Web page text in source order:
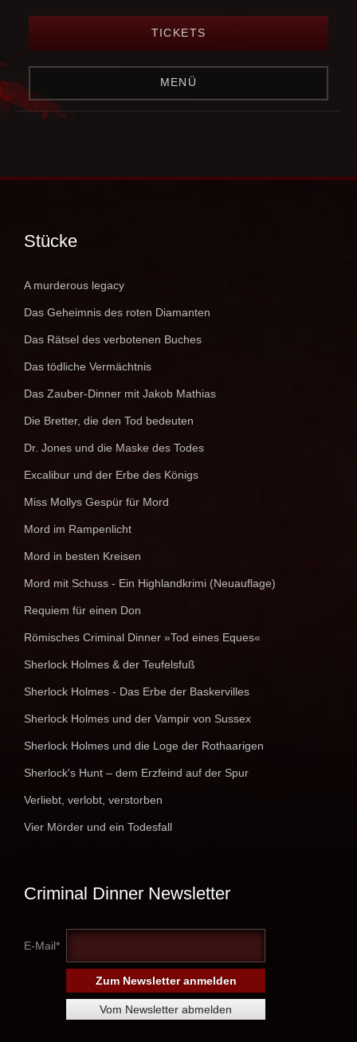
TICKETS
MENÜ
Stücke
A murderous legacy
Das Geheimnis des roten Diamanten
Das Rätsel des verbotenen Buches
Das tödliche Vermächtnis
Das Zauber-Dinner mit Jakob Mathias
Die Bretter, die den Tod bedeuten
Dr. Jones und die Maske des Todes
Excalibur und der Erbe des Königs
Miss Mollys Gespür für Mord
Mord im Rampenlicht
Mord in besten Kreisen
Mord mit Schuss - Ein Highlandkrimi (Neuauflage)
Requiem für einen Don
Römisches Criminal Dinner »Tod eines Eques«
Sherlock Holmes & der Teufelsfuß
Sherlock Holmes - Das Erbe der Baskervilles
Sherlock Holmes und der Vampir von Sussex
Sherlock Holmes und die Loge der Rothaarigen
Sherlock's Hunt – dem Erzfeind auf der Spur
Verliebt, verlobt, verstorben
Vier Mörder und ein Todesfall
Criminal Dinner Newsletter
E-Mail*